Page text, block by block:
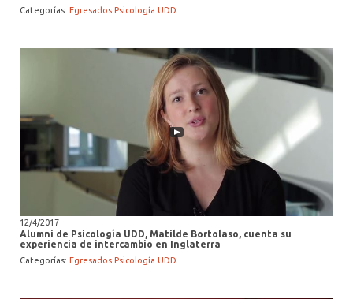
Categorías: Egresados Psicología UDD
12/4/2017
Alumni de Psicología UDD, Matilde Bortolaso, cuenta su
experiencia de intercambio en Inglaterra
Categorías: Egresados Psicología UDD